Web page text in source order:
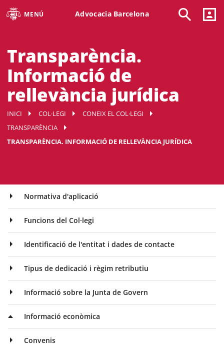
MENÚ Advocacia Barcelona
Transparència.
Informació de
rellevància jurídica
INICI COL·LEGI
CONEIX EL COL·LEGI
TRANSPARÈNCIA
TRANSPARÈNCIA. INFORMACIÓ DE RELLEVÀNCIA JURÍDICA
Normativa d'aplicació
Funcions del Col·legi
Identificació de l'entitat i dades de contacte
Tipus de dedicació i règim retributiu
Informació sobre la Junta de Govern
Informació econòmica
Convenis